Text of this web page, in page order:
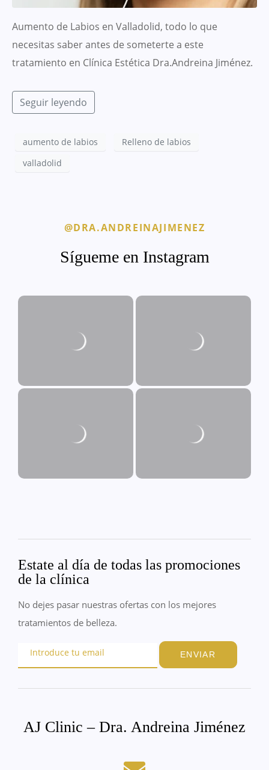
Aumento de Labios en Valladolid, todo lo que
necesitas saber antes de someterte a este
tratamiento en Clínica Estética Dra.Andreina Jiménez.
Seguir leyendo
aumento de labios
Relleno de labios
valladolid
@DRA.ANDREINAJIMENEZ
Sígueme en Instagram
Estate al día de todas las promociones
de la clínica
No dejes pasar nuestras ofertas con los mejores
tratamientos de belleza.
ENVIAR
AJ Clinic – Dra. Andreina Jiménez